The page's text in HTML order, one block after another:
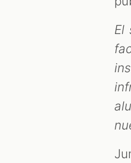
El